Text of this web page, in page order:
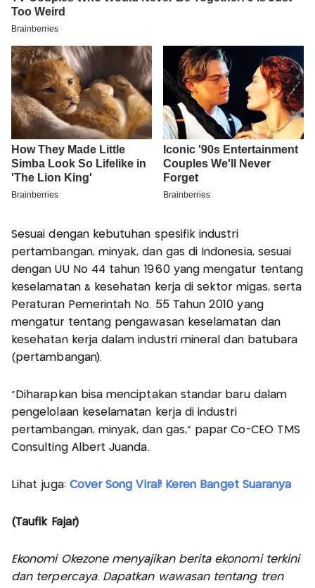
Sesuai dengan kebutuhan spesifik industri
pertambangan, minyak, dan gas di Indonesia, sesuai
dengan UU No 44 tahun 1960 yang mengatur tentang
keselamatan & kesehatan kerja di sektor migas, serta
Peraturan Pemerintah No. 55 Tahun 2010 yang
mengatur tentang pengawasan keselamatan dan
kesehatan kerja dalam industri mineral dan batubara
(pertambangan).
“Diharapkan bisa menciptakan standar baru dalam
pengelolaan keselamatan kerja di industri
pertambangan, minyak, dan gas,” papar Co-CEO TMS
Consulting Albert Juanda.
Lihat juga: Cover Song Viral! Keren Banget Suaranya
(Taufik Fajar)
Ekonomi Okezone menyajikan berita ekonomi terkini
dan terpercaya. Dapatkan wawasan tentang tren